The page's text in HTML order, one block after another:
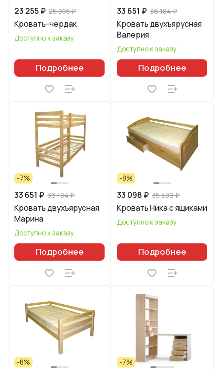
23 255 ₽ 25 005 ₽
Кровать-чердак
Доступно к заказу
Подробнее
33 651 ₽ 36 184 ₽
Кровать двухъярусная
Валерия
Доступно к заказу
Подробнее
-7%
33 651 ₽ 36 184 ₽
Кровать двухъярусная
Марина
Доступно к заказу
Подробнее
-8%
33 098 ₽ 35 589 ₽
Кровать Ника с ящиками
Доступно к заказу
Подробнее
-8% -7%